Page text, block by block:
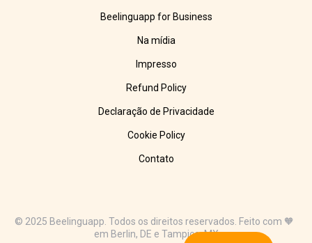
Beelinguapp for Business
Na mídia
Impresso
Refund Policy
Declaração de Privacidade
Cookie Policy
Contato
© 2025 Beelinguapp. Todos os direitos reservados. Feito com 🧡
em Berlin, DE e Tampico, MX